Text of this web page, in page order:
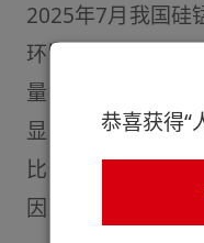
2025年7月我国硅
环比出现了小幅上
量变化来看，其
显，广西、贵州、
比也有小幅增长
因，一是......
恭喜获得“